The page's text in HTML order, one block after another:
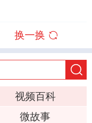
换一换
视频百科
微故事